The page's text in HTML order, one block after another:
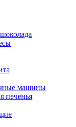
машины
печенья